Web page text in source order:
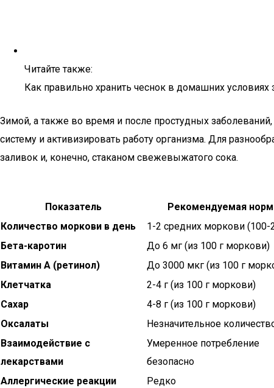
Читайте также:
Как правильно хранить чеснок в домашних
Зимой, а также во время и после простудных
систему и активизировать работу организма. Для
заливок и, конечно, стаканом свежевыжатого сока.
Показатель Рекомендуемая
Количество моркови в день
1-2 средних моркови (100-
Бета-каротин
До 6 мг (из 100 г моркови)
Витамин А (ретинол)
До 3000 мкг (из 100 г
Клетчатка
2-4 г (из 100 г моркови)
Сахар
4-8 г (из 100 г моркови)
Оксалаты
Незначительное
Взаимодействие с
лекарствами
Умеренное потребление
безопасно
Аллергические реакции
Редко